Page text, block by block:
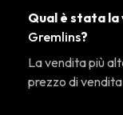
Qual è stata
Gremlins?
La vendita più
prezzo di